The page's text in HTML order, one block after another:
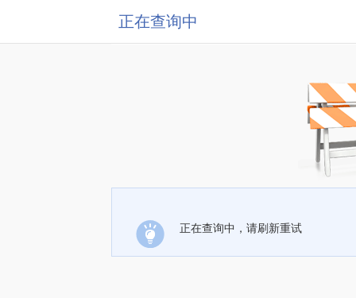
正在查询中
正在查询中，请刷新重试